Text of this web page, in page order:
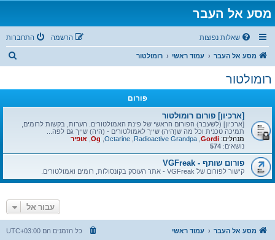
מסע אל העבר
שאלות נפוצות התחברות הרשמה
מסע אל העבר עמוד ראשי רומולטור
רומולטור
פורום
[ארכיון] פורום רומולטור
[ארכיון] (לשעבר) הפורום הראשי של פינת האמולטורים. הערות, בקשות לרומים,
תמיכה טכנית וכל מה ש(היה) שייך לאמולטורים - (היה) שייך גם לפה...
מנהלים: Gordi
Radioactive Grandpa
Octarine
Og אופיר
נושאים: 574
פורום שותף - VGFreak
קישור לפורום של VGFreak - אתר העוסק בקונסולות, רומים ואמולטורים.
עבור אל
מסע אל העבר עמוד ראשי כל הזמנים הם UTC+03:00